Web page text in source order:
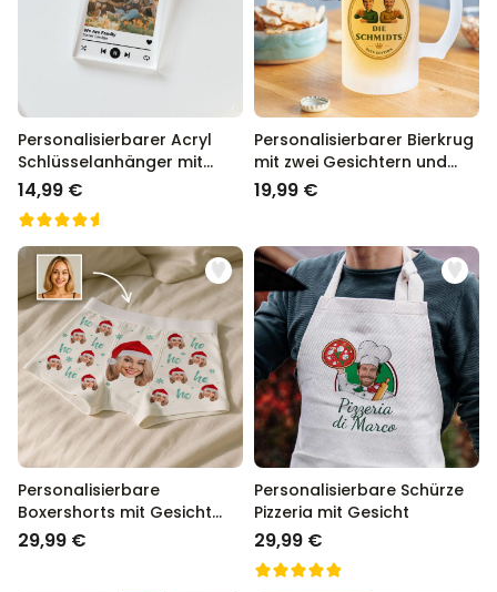
Personalisierbarer Acryl
Schlüsselanhänger mit
Foto und Song
14,99 €
Personalisierbarer Bierkrug
mit zwei Gesichtern und
Logo
19,99 €
Personalisierbare
Boxershorts mit Gesicht
und Weihnachtsmütze
29,99 €
Personalisierbare Schürze
Pizzeria mit Gesicht
29,99 €